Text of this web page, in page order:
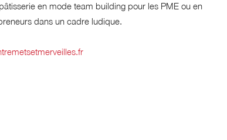
en mode team building pour les PME ou en
dans un cadre ludique.